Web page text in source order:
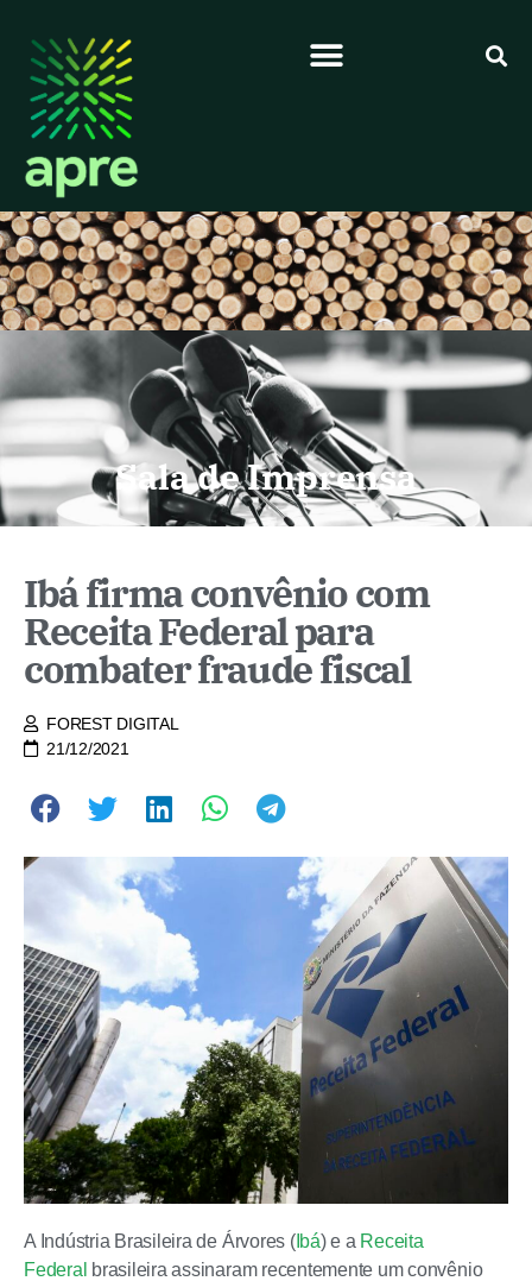
Sala de Imprensa
Ibá firma convênio com
Receita Federal para
combater fraude fiscal
FOREST DIGITAL
21/12/2021
A Indústria Brasileira de Árvores (Ibá) e a Receita
Federal brasileira assinaram recentemente um convênio